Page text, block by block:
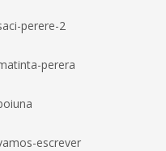
perere-2
perera
escrever